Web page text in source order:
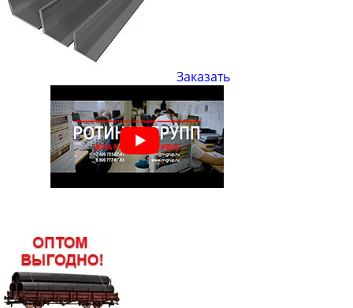
Уголок стальной равнополочный 80х80
Уголок стальной равнополочный 90х90
Уголок стальной равнополочный 100х100
Уголок стальной равнополочный 110х110
Уголок стальной равнополочный 125х125
Уголок стальной равнополочный 140х140
Уголок стальной равнополочный 160х160
Заказать